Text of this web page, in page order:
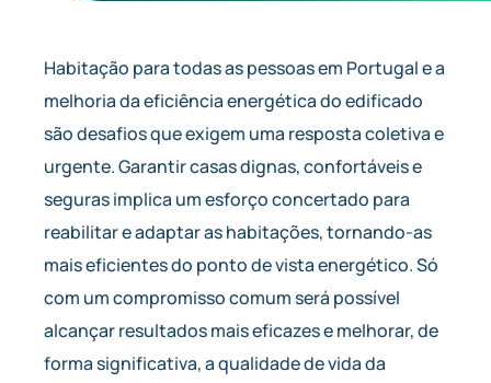
Habitação para todas as pessoas em Portugal e a
melhoria da eficiência energética do edificado
são desafios que exigem uma resposta coletiva e
urgente. Garantir casas dignas, confortáveis e
seguras implica um esforço concertado para
reabilitar e adaptar as habitações, tornando-as
mais eficientes do ponto de vista energético. Só
com um compromisso comum será possível
alcançar resultados mais eficazes e melhorar, de
forma significativa, a qualidade de vida da